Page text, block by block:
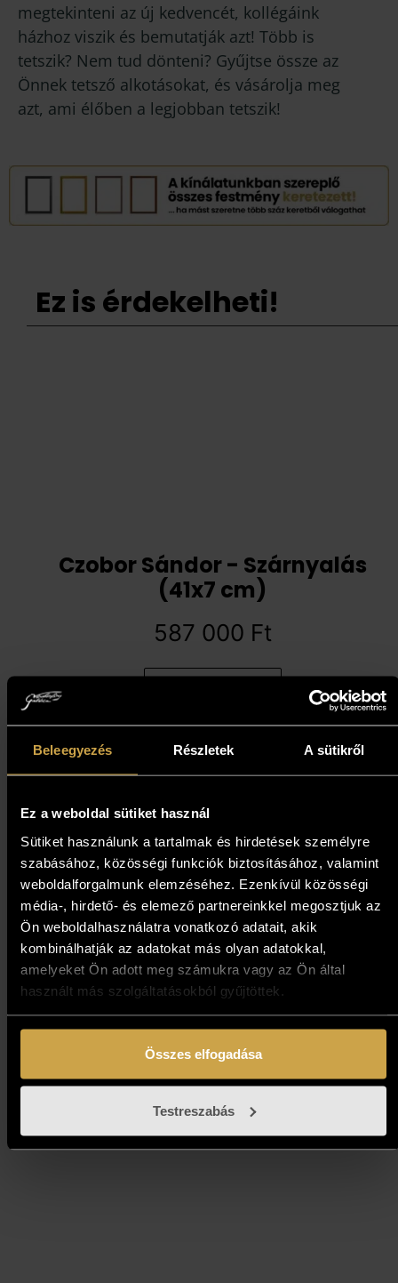
Beleegyezés Részletek A sütikről
Ez a weboldal sütiket használ
Sütiket használunk a tartalmak és hirdetések személyre
szabásához, közösségi funkciók biztosításához, valamint
weboldalforgalmunk elemzéséhez. Ezenkívül közösségi
média-, hirdető- és elemező partnereinkkel megosztjuk az
Ön weboldalhasználatra vonatkozó adatait, akik
kombinálhatják az adatokat más olyan adatokkal,
amelyeket Ön adott meg számukra vagy az Ön által
használt más szolgáltatásokból gyűjtöttek.
Összes elfogadása
Testreszabás
megtekinteni az új kedvencét, kollégáink
házhoz viszik és bemutatják azt! Több is
tetszik? Nem tud dönteni? Gyűjtse össze az
Önnek tetsző alkotásokat, és vásárolja meg
azt, ami élőben a legjobban tetszik!
Ez is érdekelheti!
Czobor Sándor - Szárnyalás
(41x7 cm)
587 000 Ft
Vojnits Richárd - Ballada
(70x100 cm)
781 000Ft
Kosárba teszem